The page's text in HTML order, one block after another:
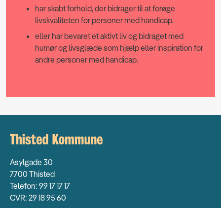
har skabt forhold, der bidrager til at forøge
livskvaliteten for personer med handicap.
eller har bevaret et aktivt liv og bidraget med
humør og livsglæde som hjælp eller inspiration for
andre personer med handicap.
Asylgade 30
7700 Thisted
Telefon: 99 17 17 17
CVR: 29 18 95 60